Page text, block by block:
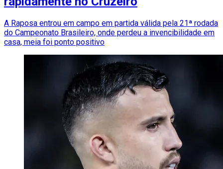
A Raposa entrou em campo em partida válida pela 21ª rodada
do Campeonato Brasileiro, onde perdeu a invencibilidade em
casa, meia foi ponto positivo